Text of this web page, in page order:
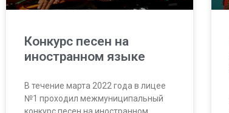
Конкурс песен на
иностранном языке
В течение марта 2022 года в лицее
№1 проходил межмуниципальный